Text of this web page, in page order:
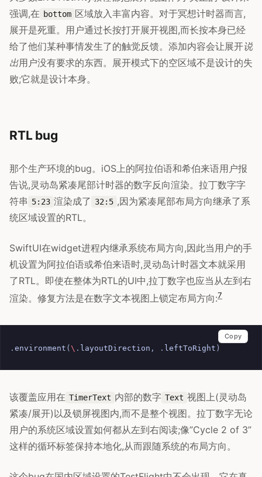
强调,在 bottom 区域放入丰富内容。对于冥想计时器而言,
展开是死重。用户通过长按打开展开视图,而长按本身已经
给了他们某种事情发生了的触觉反馈。添加内容会让展开说
出用户没有要求的东西。展开模式下的空区域不是设计的失
败;它就是设计本身。
RTL bug
那个生产环境的bug。iOS上的阿拉伯语和希伯来语用户报
告说,灵动岛紧凑尾部计时器的数字反向渲染。拉丁数字字
符串 5:23 渲染成了 32:5 ,因为紧凑尾部布局方向继承了系
统区域设置的RTL。
SwiftUI在widget进程内继承系统布局方向,因此当用户的手
机设置为阿拉伯语或希伯来语时,灵动岛计时器文本就采用
了RTL。即使在整体为RTL的UI中,拉丁数字也应当从左到右
渲染。修复方法是在数字文本视图上锁定布局方向:7
. environment ( \ . layoutDirection , . leftToRight )
Copy
该覆盖应用在 TimerText 内部的数字 Text 视图上(灵动岛
紧凑/展开)以及锁屏视图内,而不是整个视图。拉丁数字无论
用户的系统区域设置如何都从左到右阅读;像”Cycle 2 of 3”
这样的循环标签保持本地化,从而跟随系统的布局方向。